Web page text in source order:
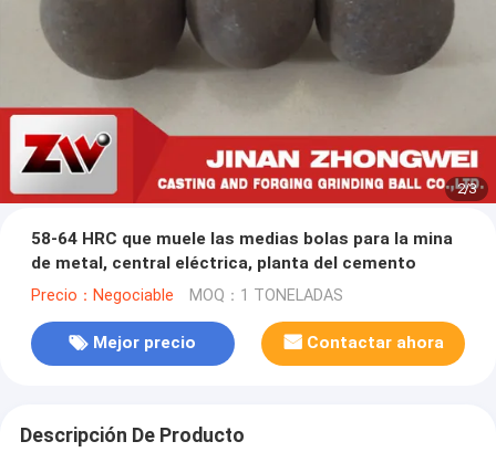
2/3
58-64 HRC que muele las medias bolas para la mina
de metal, central eléctrica, planta del cemento
Precio：Negociable MOQ：1 TONELADAS
Mejor precio Contactar ahora
Descripción De Producto